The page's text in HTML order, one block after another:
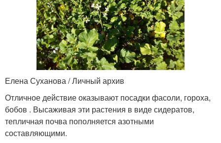
Елена Суханова / Личный архив
Отличное действие оказывают посадки фасоли, гороха,
бобов . Высаживая эти растения в виде сидератов,
тепличная почва пополняется азотными
составляющими.